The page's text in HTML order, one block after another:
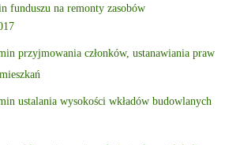
na remonty zasobów
przyjmowania członków, ustanawiania praw
ustalania wysokości wkładów budowlanych